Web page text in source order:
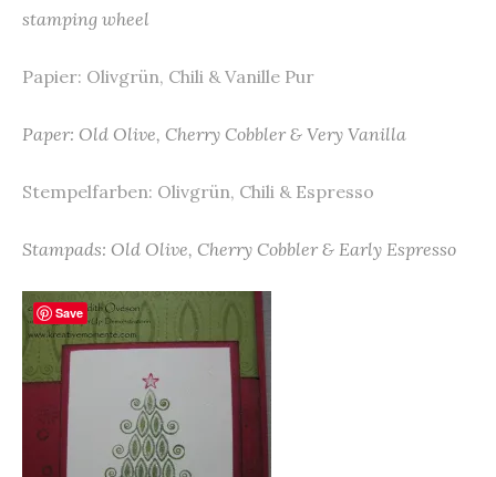
stamping wheel
Papier: Olivgrün, Chili & Vanille Pur
Paper: Old Olive, Cherry Cobbler & Very Vanilla
Stempelfarben: Olivgrün, Chili & Espresso
Stampads: Old Olive, Cherry Cobbler & Early Espresso
Save